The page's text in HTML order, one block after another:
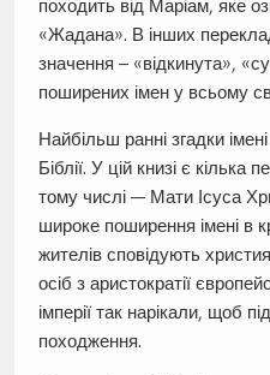
походить від Маріам, яке
«Жадана». В інших
значення – «відкинута»,
поширених імен у всьому
Найбільш ранні згадки
Біблії. У цій книзі є кілька
тому числі — Мати Ісуса
широке поширення імені в
жителів сповідують
осіб з аристократії
імперії так нарікали, щоб
походження.